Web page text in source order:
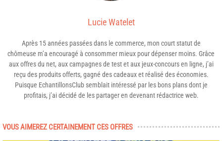
Lucie Watelet
Après 15 années passées dans le commerce, mon court statut de
chômeuse m’a encouragé à consommer mieux pour dépenser moins. Grâce
aux offres du net, aux campagnes de test et aux jeux-concours en ligne, j’ai
reçu des produits offerts, gagné des cadeaux et réalisé des économies.
Puisque EchantillonsClub semblait intéressé par les bons plans dont je
profitais, j’ai décidé de les partager en devenant rédactrice web.
VOUS AIMEREZ CERTAINEMENT CES OFFRES